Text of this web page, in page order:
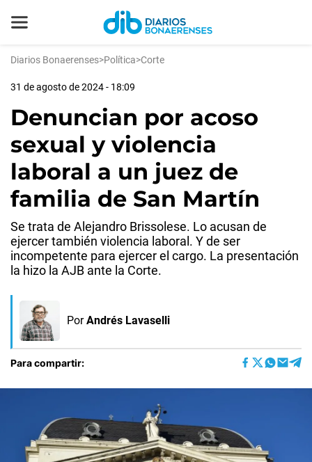
Diarios Bonaerenses>Política>Corte
31 de agosto de 2024 - 18:09
Denuncian por acoso
sexual y violencia
laboral a un juez de
familia de San Martín
Se trata de Alejandro Brissolese. Lo acusan de
ejercer también violencia laboral. Y de ser
incompetente para ejercer el cargo. La presentación
la hizo la AJB ante la Corte.
Por Andrés Lavaselli
Para compartir: